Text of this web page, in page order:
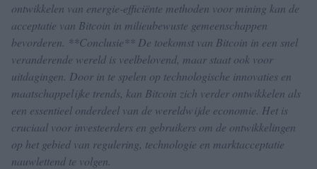
ontwikkelen van energie-efficiënte methoden voor mining kan de
acceptatie van Bitcoin in milieubewuste gemeenschappen
bevorderen. **Conclusie** De toekomst van Bitcoin in een snel
veranderende wereld is veelbelovend, maar staat ook voor
uitdagingen. Door in te spelen op technologische innovaties en
maatschappelijke trends, kan Bitcoin zich verder ontwikkelen als
een essentieel onderdeel van de wereldwijde economie. Het is
cruciaal voor investeerders en gebruikers om de ontwikkelingen
op het gebied van regulering, technologie en marktacceptatie
nauwlettend te volgen.